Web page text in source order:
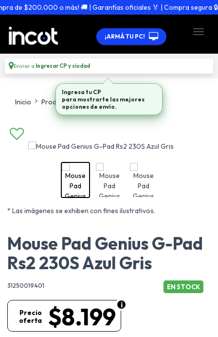
de $200.000 o más! 🚚 | Garantías oficiales 🏅 | Compra segura 🔒
¡ARMÁ TU PC!
Enviar a Ingresar CP y ciudad
Inicio Productos Mouse Pads
* Las imágenes se exhiben con fines ilustrativos.
Mouse Pad Genius G-Pad
Rs2 230S Azul Gris
31250019401 EN STOCK
$8.199
Precio
oferta
Ingresa tu CP
para mostrarte las mejores
opciones de envío.